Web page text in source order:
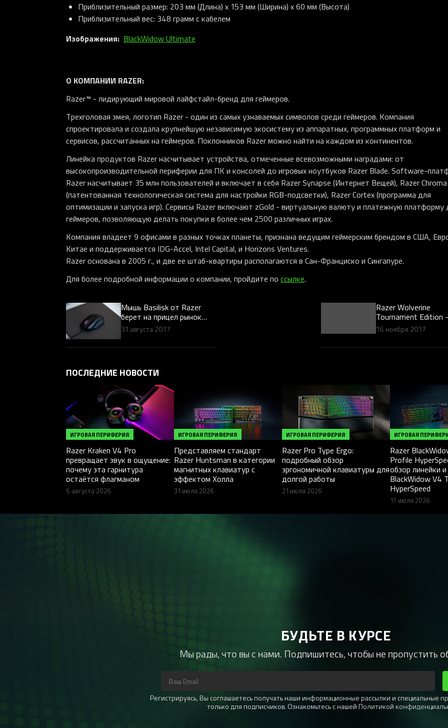
Приблизительный размер: 203 мм (Длина) x 153 мм (Ширина) x 60 мм (Высота)
Приблизительный вес: 348 грамм с кабелем
Изображения: BlackWidow Ultimate
О КОМПАНИИ RAZER:
Razer™ - лидирующий мировой лайфстайл-бренд для геймеров.
Трехголовая змея, логотип Razer - один из самых узнаваемых символов среди геймеров. Компания
спроектировала и создала крупнейшую независимую экосистему из аппаратных, программных платформ и
сервисов, рассчитанных на геймеров. Поклонников Razer можно найти на каждом из континентов.
Линейка продуктов Razer насчитывает устройства, отмеченные всевозможными наградами: от
высокопроизводительной периферии для ПК и консолей до игровых ноутбуков Razer Blade. Software-
Razer насчитывает 35 млн пользователей и включает в себя Razer Synapse (Интернет Вещей), Razer Chroma
(патентованная технологическая система для настройки RGB-подсветки), Razer Cortex (программа для
оптимизации и запуска игр). Сервисы Razer включают zGold - виртуальную валюту и платежную платформу
геймеров, позволяющую делать покупки в более чем 2500 различных играх.
Компания владеет 9 офисами в разных точках планеты, признана ведущим геймерским брендом в США,
Китае и поддерживается IDG-Accel, Intel Capital, и Horizons Ventures.
Razer основана в 2005 г., и две ее штаб-квартиры располагаются в Сан-Франциско и Сингапуре.
Для более подробной информации о компании, пройдите по ссылке.
Мышь Basilisk от Razer
берет на прицел рынок
FPS
31 августа 2017
Razer Wolverine
Tournament Edition -
непревзойденный
контроллер для
16 ноября 2017
26 999 ₽
ПОСЛЕДНИЕ НОВОСТИ
ИГРОВАЯ ПЕРИФЕРИЯ
Razer Kraken V4 Pro
превращает звук в ощущение:
почему эта гарнитура
остаётся флагманом
6 августа 2026
ИГРОВАЯ ПЕРИФЕРИЯ
Представляем стандарт
Razer Huntsman в категории
магнитных клавиатур с
эффектом Холла
31 июля 2026
ИГРОВАЯ ПЕРИФЕРИЯ
Razer Pro Type Ergo:
подробный обзор
эргономичной клавиатуры для
долгой работы
21 июля 2026
ИГРОВАЯ
Razer
Profile
обзор линейки
BlackWidow V4
HyperSpeed
17 июля 2026
БУДЬТЕ В КУРСЕ
Мы рады, что вы с нами. Подпишитесь, чтобы не пропустить
Регистрируясь, Вы соглашаетесь получать наши информационные рассылки и специальные
только для подписчиков. Ознакомьтесь с нашей Политикой